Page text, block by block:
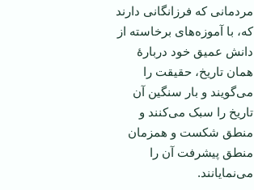
مردمانی که فرزانگانی دارند
که، با آموزه‌های برخاسته از
دانش عمیق خود دربارۀ
همان تاریخ، حقیقت را
می‌گویند و بار سنگین آن
تاریخ را سبک می‌کنند و
منطق شکست و همزمان
منطق پیشرفت آن را
می‌نمایانند.